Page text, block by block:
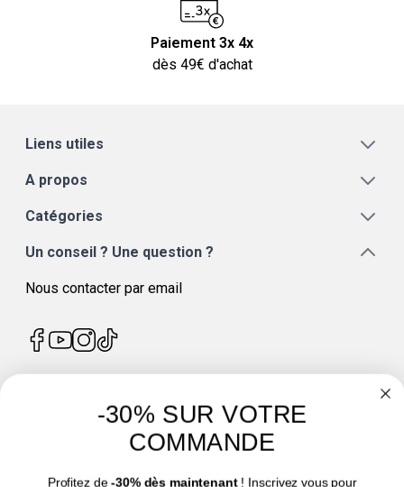
Paiement 3x 4x
dès 49€ d'achat
Liens utiles
A propos
Catégories
Un conseil ? Une question ?
Nous contacter par email
4.7/5
-30% SUR VOTRE
COMMANDE
Profitez de -30% dès maintenant! Inscrivez vous pour